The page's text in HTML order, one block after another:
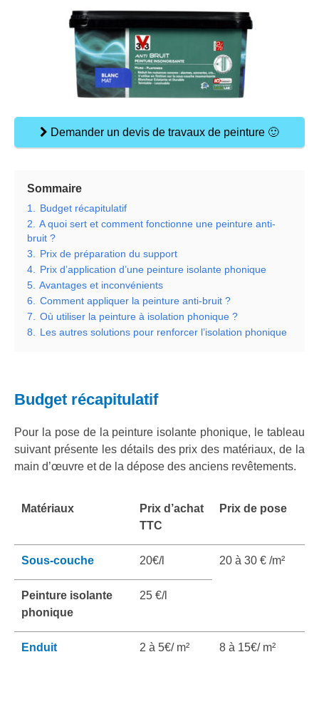
Demander un devis de travaux de peinture 🙂
Sommaire
1. Budget récapitulatif
2. A quoi sert et comment fonctionne une peinture anti-
bruit ?
3. Prix de préparation du support
4. Prix d’application d’une peinture isolante phonique
5. Avantages et inconvénients
6. Comment appliquer la peinture anti-bruit ?
7. Où utiliser la peinture à isolation phonique ?
8. Les autres solutions pour renforcer l’isolation phonique
Budget récapitulatif
Pour la pose de la peinture isolante phonique, le tableau
suivant présente les détails des prix des matériaux, de la
main d’œuvre et de la dépose des anciens revêtements.
Matériaux
Prix d’achat
TTC
Prix de pose
Sous-couche 20€/l 20 à 30 € /m²
Peinture isolante
phonique
25 €/l
Enduit 2 à 5€/ m² 8 à 15€/ m²